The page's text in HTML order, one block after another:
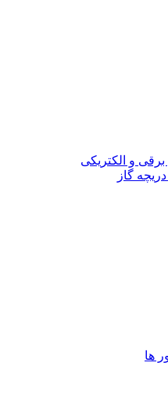
برقی و الکتریکی
گاز
ها